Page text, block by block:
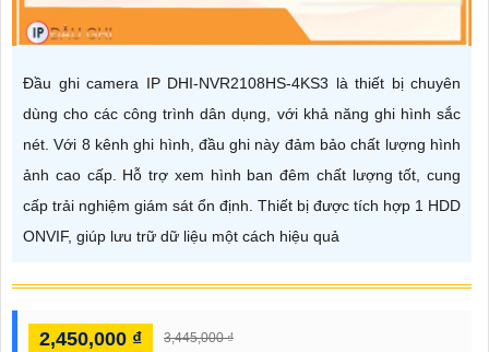
Đầu ghi camera IP DHI-NVR2108HS-4KS3 là thiết bị chuyên
dùng cho các công trình dân dụng, với khả năng ghi hình sắc
nét. Với 8 kênh ghi hình, đầu ghi này đảm bảo chất lượng hình
ảnh cao cấp. Hỗ trợ xem hình ban đêm chất lượng tốt, cung
cấp trải nghiệm giám sát ổn định. Thiết bị được tích hợp 1 HDD
ONVIF, giúp lưu trữ dữ liệu một cách hiệu quả
2,450,000 ₫ 3,445,000 ₫